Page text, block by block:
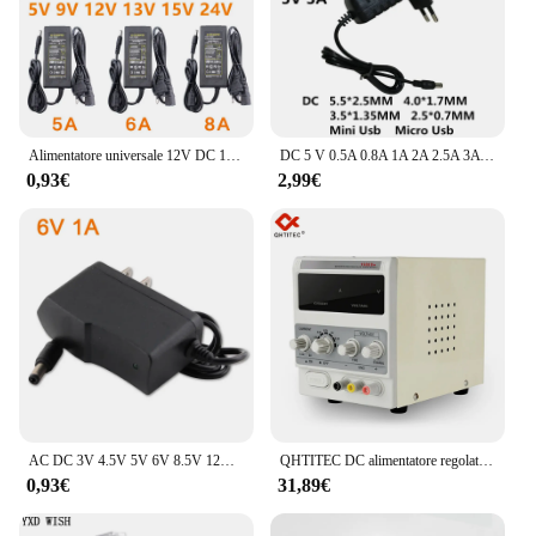
0,93€
DC 5 V 0.5A 0.8A 1A 2A 2.5A 3A AC 100-240V alimentatore convertitore 5 V Volt 1000MA caricabatterie 5.5*2.5mm Type-C Mini Micro Usb
2,99€
0,93€
QHTITEC DC alimentatore regolato display digitale regolabile 15V 2A alimentatori da banco regolatore di tensione 220V 50/60HZ
31,89€